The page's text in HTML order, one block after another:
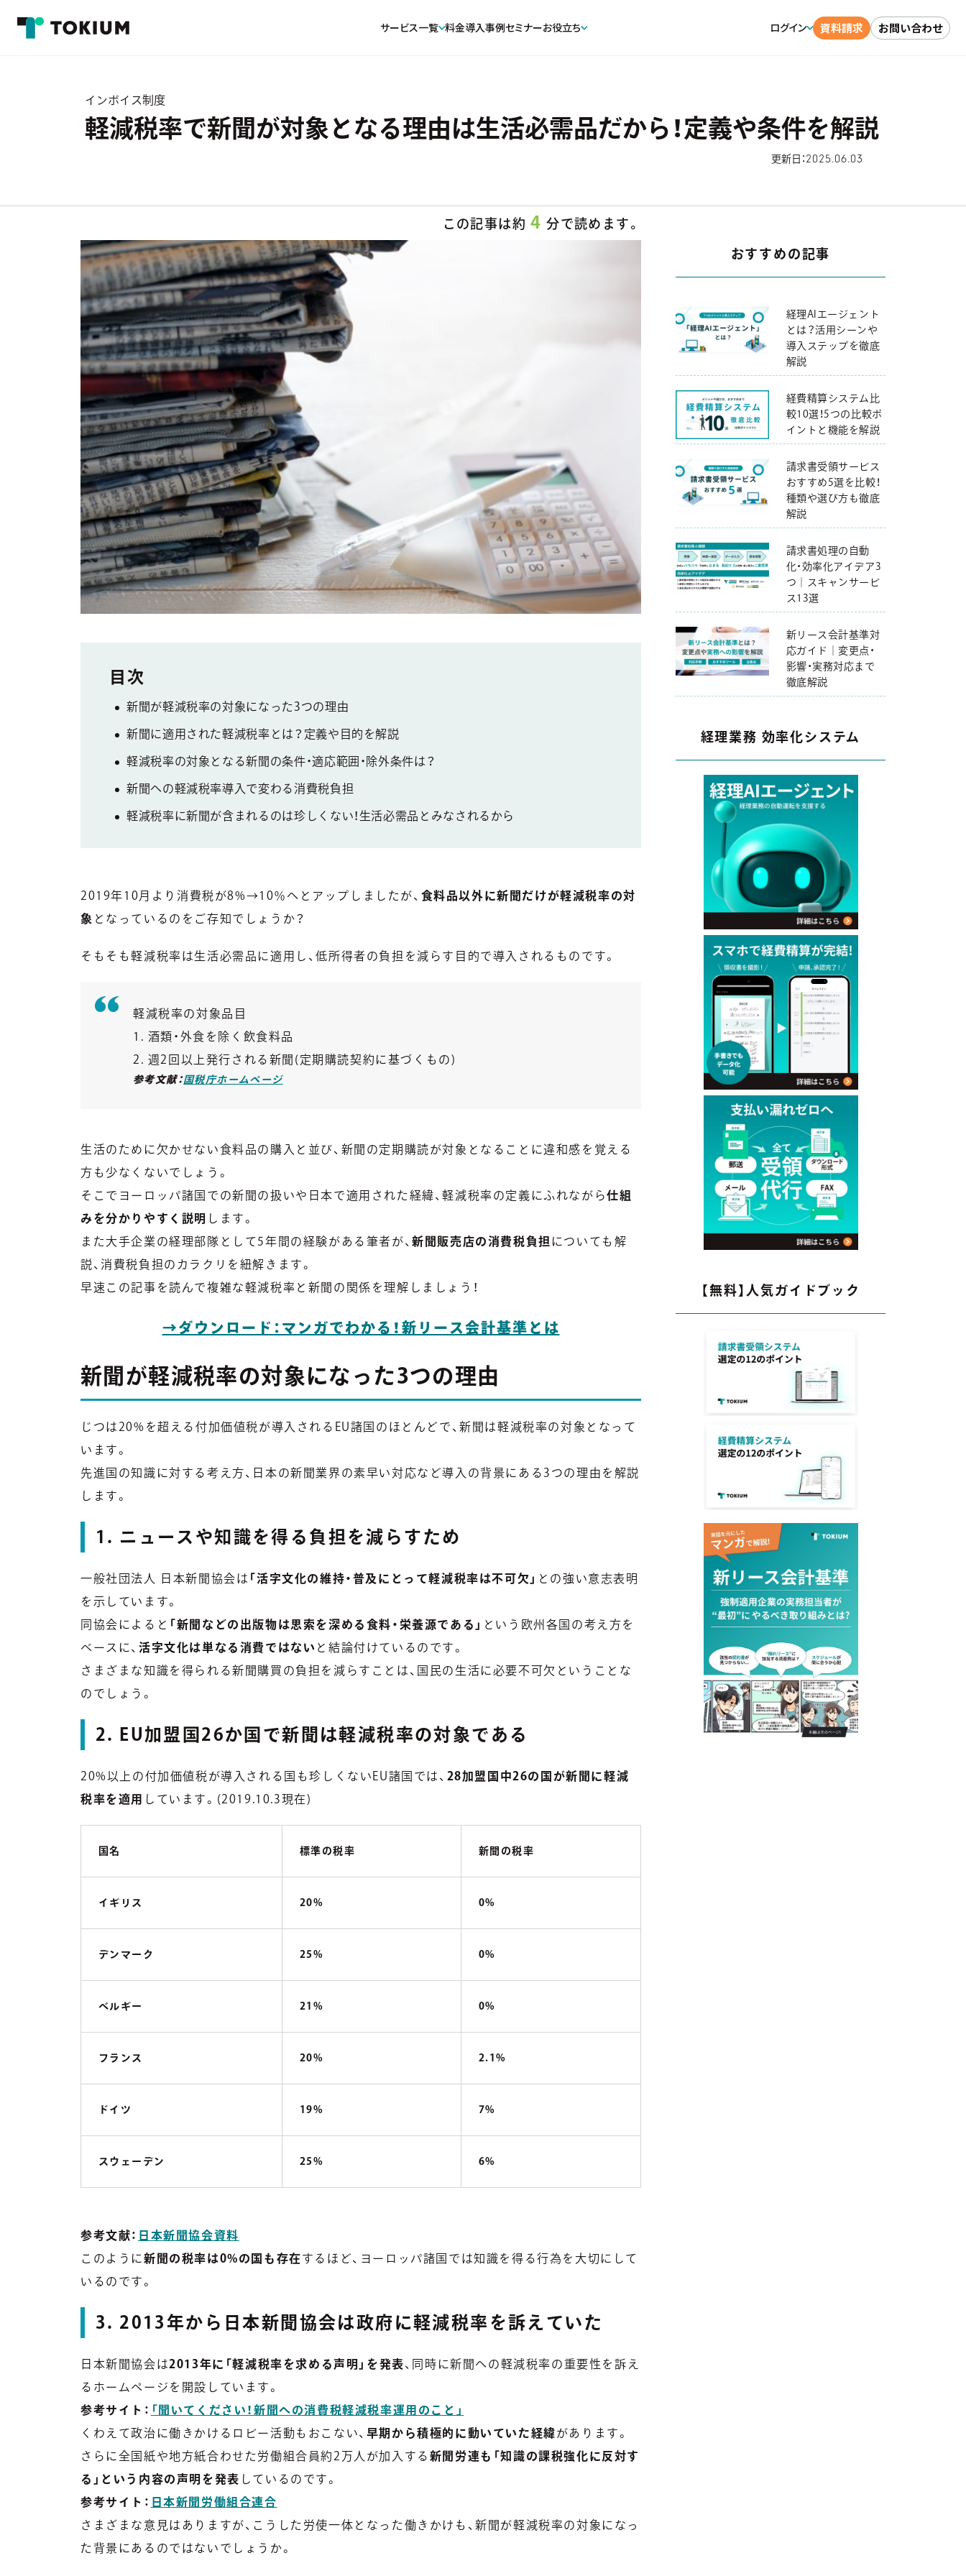
サービス一覧 料金導入事例セミナーお役立ち ログイン 資料請求 お問い合わせ
インボイス制度
軽減税率で新聞が対象となる理由は生活必需品だから！定義や条件を解説
更新日： 2025.06.03
この記事は約 4分で読めます。
新聞が軽減税率の対象になった3つの理由
新聞に適用された軽減税率とは？定義や目的を解説
軽減税率の対象となる新聞の条件・適応範囲・除外条件は？
新聞への軽減税率導入で変わる消費税負担
軽減税率に新聞が含まれるのは珍しくない！生活必需品とみなされるから
2019年10月より消費税が8%→10％へとアップしましたが、 食料品以外に新聞だけが軽減税率の対
象 となっているのをご存知でしょうか？
そもそも軽減税率は生活必需品に適用し、低所得者の負担を減らす目的で導入されるものです。
軽減税率の対象品目
1. 酒類・外食を除く飲食料品
2. 週2回以上発行される新聞(定期購読契約に基づくもの)
参考文献：国税庁ホームページ
生活のために欠かせない食料品の購入と並び、新聞の定期購読が対象となることに違和感を覚える
方も少なくないでしょう。
そこでヨーロッパ諸国での新聞の扱いや日本で適用された経緯、軽減税率の定義にふれながら仕組
みを分かりやすく説明 します。
また大手企業の経理部隊として5年間の経験がある筆者が、新聞販売店の消費税負担 についても解
説、消費税負担のカラクリを紐解きます。
早速この記事を読んで複雑な軽減税率と新聞の関係を理解しましょう！
→ダウンロード：マンガでわかる！新リース会計基準とは
新聞が軽減税率の対象になった3つの理由
じつは20%を超える付加価値税が導入されるEU諸国のほとんどで、新聞は軽減税率の対象となって
います。
先進国の知識に対する考え方、日本の新聞業界の素早い対応など導入の背景にある3つの理由を解説
します。
1. ニュースや知識を得る負担を減らすため
一般社団法人 日本新聞協会は 「活字文化の維持・普及にとって軽減税率は不可欠」 との強い意志表明
を示しています。
同協会によると 「新聞などの出版物は思索を深める食料・栄養源である」 という欧州各国の考え方を
ベースに、 活字文化は単なる消費ではない と結論付けているのです。
さまざまな知識を得られる新聞購買の負担を減らすことは、国民の生活に必要不可欠ということな
のでしょう。
2. EU加盟国26か国で新聞は軽減税率の対象である
20%以上の付加価値税が導入される国も珍しくないEU諸国では、 28加盟国中26の国が新聞に軽減
税率を適用 しています。(2019.10.3現在)
国名 標準の税率 新聞の税率
イギリス 20% 0%
デンマーク 25% 0%
ベルギー 21% 0%
フランス 20% 2.1%
ドイツ 19% 7%
スウェーデン 25% 6%
参考文献： 日本新聞協会資料
このように新聞の税率は0%の国も存在するほど、ヨーロッパ諸国では知識を得る行為を大切にして
いるのです。
3. 2013年から日本新聞協会は政府に軽減税率を訴えていた
日本新聞協会は2013年に「軽減税率を求める声明」を発表、同時に新聞への軽減税率の重要性を訴え
るホームページを開設しています。
参考サイト： 「聞いてください！新聞への消費税軽減税率運用のこと」
くわえて政治に働きかけるロビー活動もおこない、 早期から積極的に動いていた経緯があります。
さらに全国紙や地方紙合わせた労働組合員約2万人が加入する 新聞労連も「知識の課税強化に反対す
る」という内容の声明を発表 しているのです。
参考サイト： 日本新聞労働組合連合
さまざまな意見はありますが、こうした労使一体となった働きかけも、新聞が軽減税率の対象になっ
た背景にあるのではないでしょうか。
おすすめの記事
経理AIエージェント
とは？活用シーンや
導入ステップを徹底
解説
経費精算システム比
較10選！5つの比較ポ
イントと機能を解説
請求書受領サービス
おすすめ5選を比較！
種類や選び方も徹底
解説
請求書処理の自動
化・効率化アイデア3
つ｜スキャンサービ
ス13選
新リース会計基準対
応ガイド｜変更点・
影響・実務対応まで
徹底解説
経理業務 効率化システム
【無料】人気ガイドブック